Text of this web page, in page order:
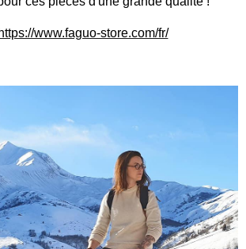
https://www.faguo-store.com/fr/